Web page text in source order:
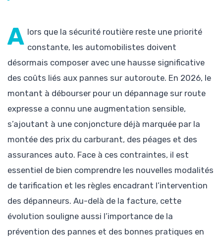
A lors que la sécurité routière reste une priorité
constante, les automobilistes doivent
désormais composer avec une hausse significative
des coûts liés aux pannes sur autoroute. En 2026, le
montant à débourser pour un dépannage sur route
expresse a connu une augmentation sensible,
s’ajoutant à une conjoncture déjà marquée par la
montée des prix du carburant, des péages et des
assurances auto. Face à ces contraintes, il est
essentiel de bien comprendre les nouvelles modalités
de tarification et les règles encadrant l’intervention
des dépanneurs. Au-delà de la facture, cette
évolution souligne aussi l’importance de la
prévention des pannes et des bonnes pratiques en